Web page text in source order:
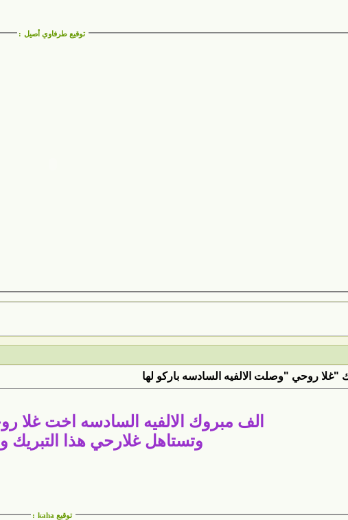
توقيع طرفاوي أصيل :
"غلا روحي "وصلت الالفيه السادسه باركو لها
الف مبروك الالفيه السادسه اخت غلا
وتستاهل غلارحي هذا التبريك
توقيع kaha :